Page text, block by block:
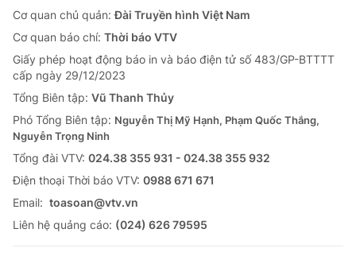
Cơ quan chủ quản:Đài Truyền hình Việt Nam
Cơ quan báo chí: Thời báo VTV
Giấy phép hoạt động báo in và báo điện tử số 483/GP-BTTTT
cấp ngày 29/12/2023
Tổng Biên tập: Vũ Thanh Thủy
Phó Tổng Biên tập: Nguyễn Thị Mỹ Hạnh, Phạm Quốc Thắng,
Nguyễn Trọng Ninh
Tổng đài VTV: 024.38 355 931 - 024.38 355 932
Ðiện thoại Thời báo VTV: 0988 671 671
Email: toasoan@vtv.vn
Liên hệ quảng cáo: (024) 626 79595